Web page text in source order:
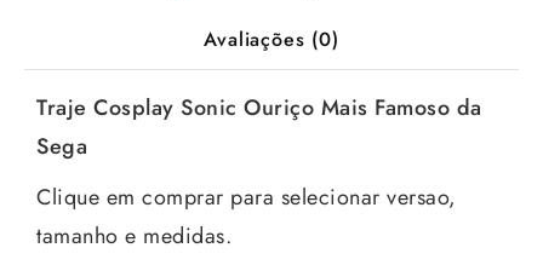
Avaliações (0)
Traje Cosplay Sonic Ouriço Mais Famoso da
Sega
Clique em comprar para selecionar versao,
tamanho e medidas.